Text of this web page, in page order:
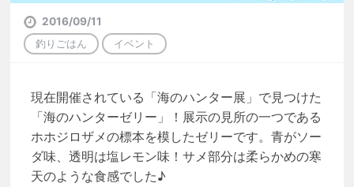
2016/09/11
釣りごはん
イベント
現在開催されている「海のハンター展」で見つけた
「海のハンターゼリー」！展示の見所の一つである
ホホジロザメの標本を模したゼリーです。青がソー
ダ味、透明は塩レモン味！サメ部分は柔らかめの寒
天のような食感でした♪